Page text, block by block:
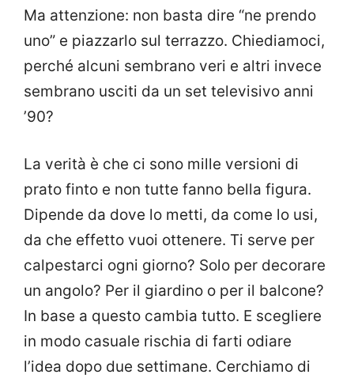
Ma attenzione: non basta dire “ne prendo
uno” e piazzarlo sul terrazzo. Chiediamoci,
perché alcuni sembrano veri e altri invece
sembrano usciti da un set televisivo anni
’90?
La verità è che ci sono mille versioni di
prato finto e non tutte fanno bella figura.
Dipende da dove lo metti, da come lo usi,
da che effetto vuoi ottenere. Ti serve per
calpestarci ogni giorno? Solo per decorare
un angolo? Per il giardino o per il balcone?
In base a questo cambia tutto. E scegliere
in modo casuale rischia di farti odiare
l’idea dopo due settimane. Cerchiamo di